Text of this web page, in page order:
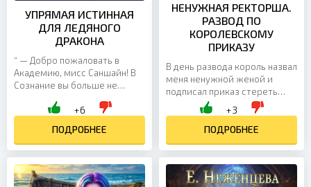
УПРЯМАЯ ИСТИННАЯ
ДЛЯ ЛЕДЯНОГО
ДРАКОНА
“ — Добро пожаловать в
Академию, мисс Саншайн! В
Сознание вы больше не
началась моя "престижная
+6
ПОДРОБНЕЕ
НЕНУЖНАЯ РЕКТОРША.
РАЗВОД ПО
КОРОЛЕВСКОМУ
ПРИКАЗУ
В день развода король назвал
меня ненужной женой и
подписал приказ стереть
моё имя из летописей. Я
потеряла всё: титул, власть и
право на прошлое. Но...
+3
ПОДРОБНЕЕ